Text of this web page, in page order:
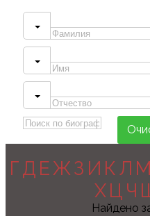
ГД ЕЖЗ И КЛ М
ХЦ Ч
Найдено